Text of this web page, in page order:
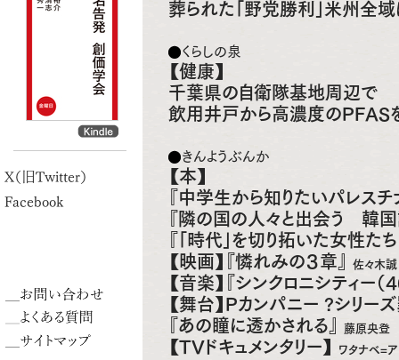
葬られた「野党勝利」米州全
くらしの泉
【健康】
千葉県の自衛隊基地周辺で
飲用井戸から高濃度のPFAS
きんようぶんか
【本】
『中学生から知りたいパレスチ
『隣の国の人々と出会う 韓
『「時代」を切り拓いた女性
【映画】『憐れみの３章』
佐々木誠
【音楽】『シンクロニシティー
【舞台】Pカンパニー ?シリ
『あの瞳に透かされる』
藤原央登
【TVドキュメンタリー】 ワタナベ=
X（旧Twitter）
Facebook